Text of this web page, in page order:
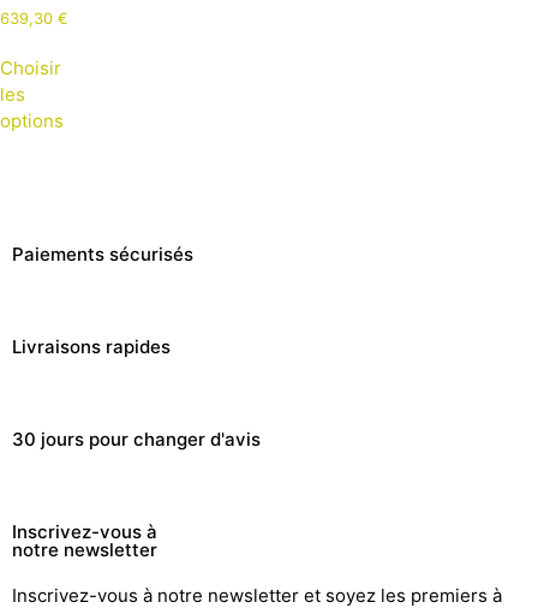
639,30 €
Choisir
les
options
Paiements sécurisés
Livraisons rapides
30 jours pour changer d'avis
Inscrivez-vous à
notre newsletter
Inscrivez-vous à notre newsletter et soyez les premiers à